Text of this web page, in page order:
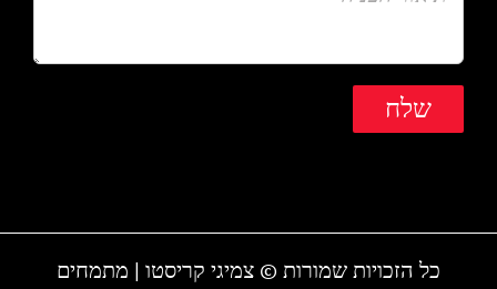
כל הזכויות שמורות © צמיגי קריסטו | מתמחים